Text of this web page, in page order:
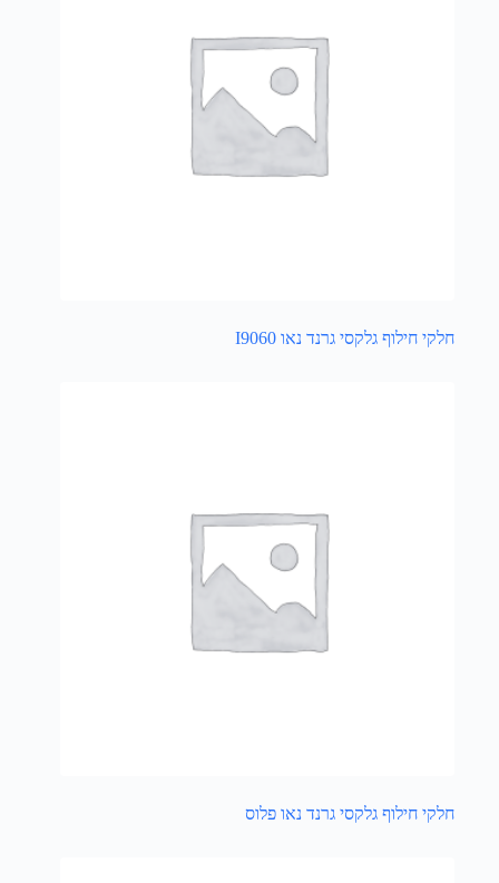
חלקי חילוף גלקסי גרנד נאו I9060
חלקי חילוף גלקסי גרנד נאו פלוס